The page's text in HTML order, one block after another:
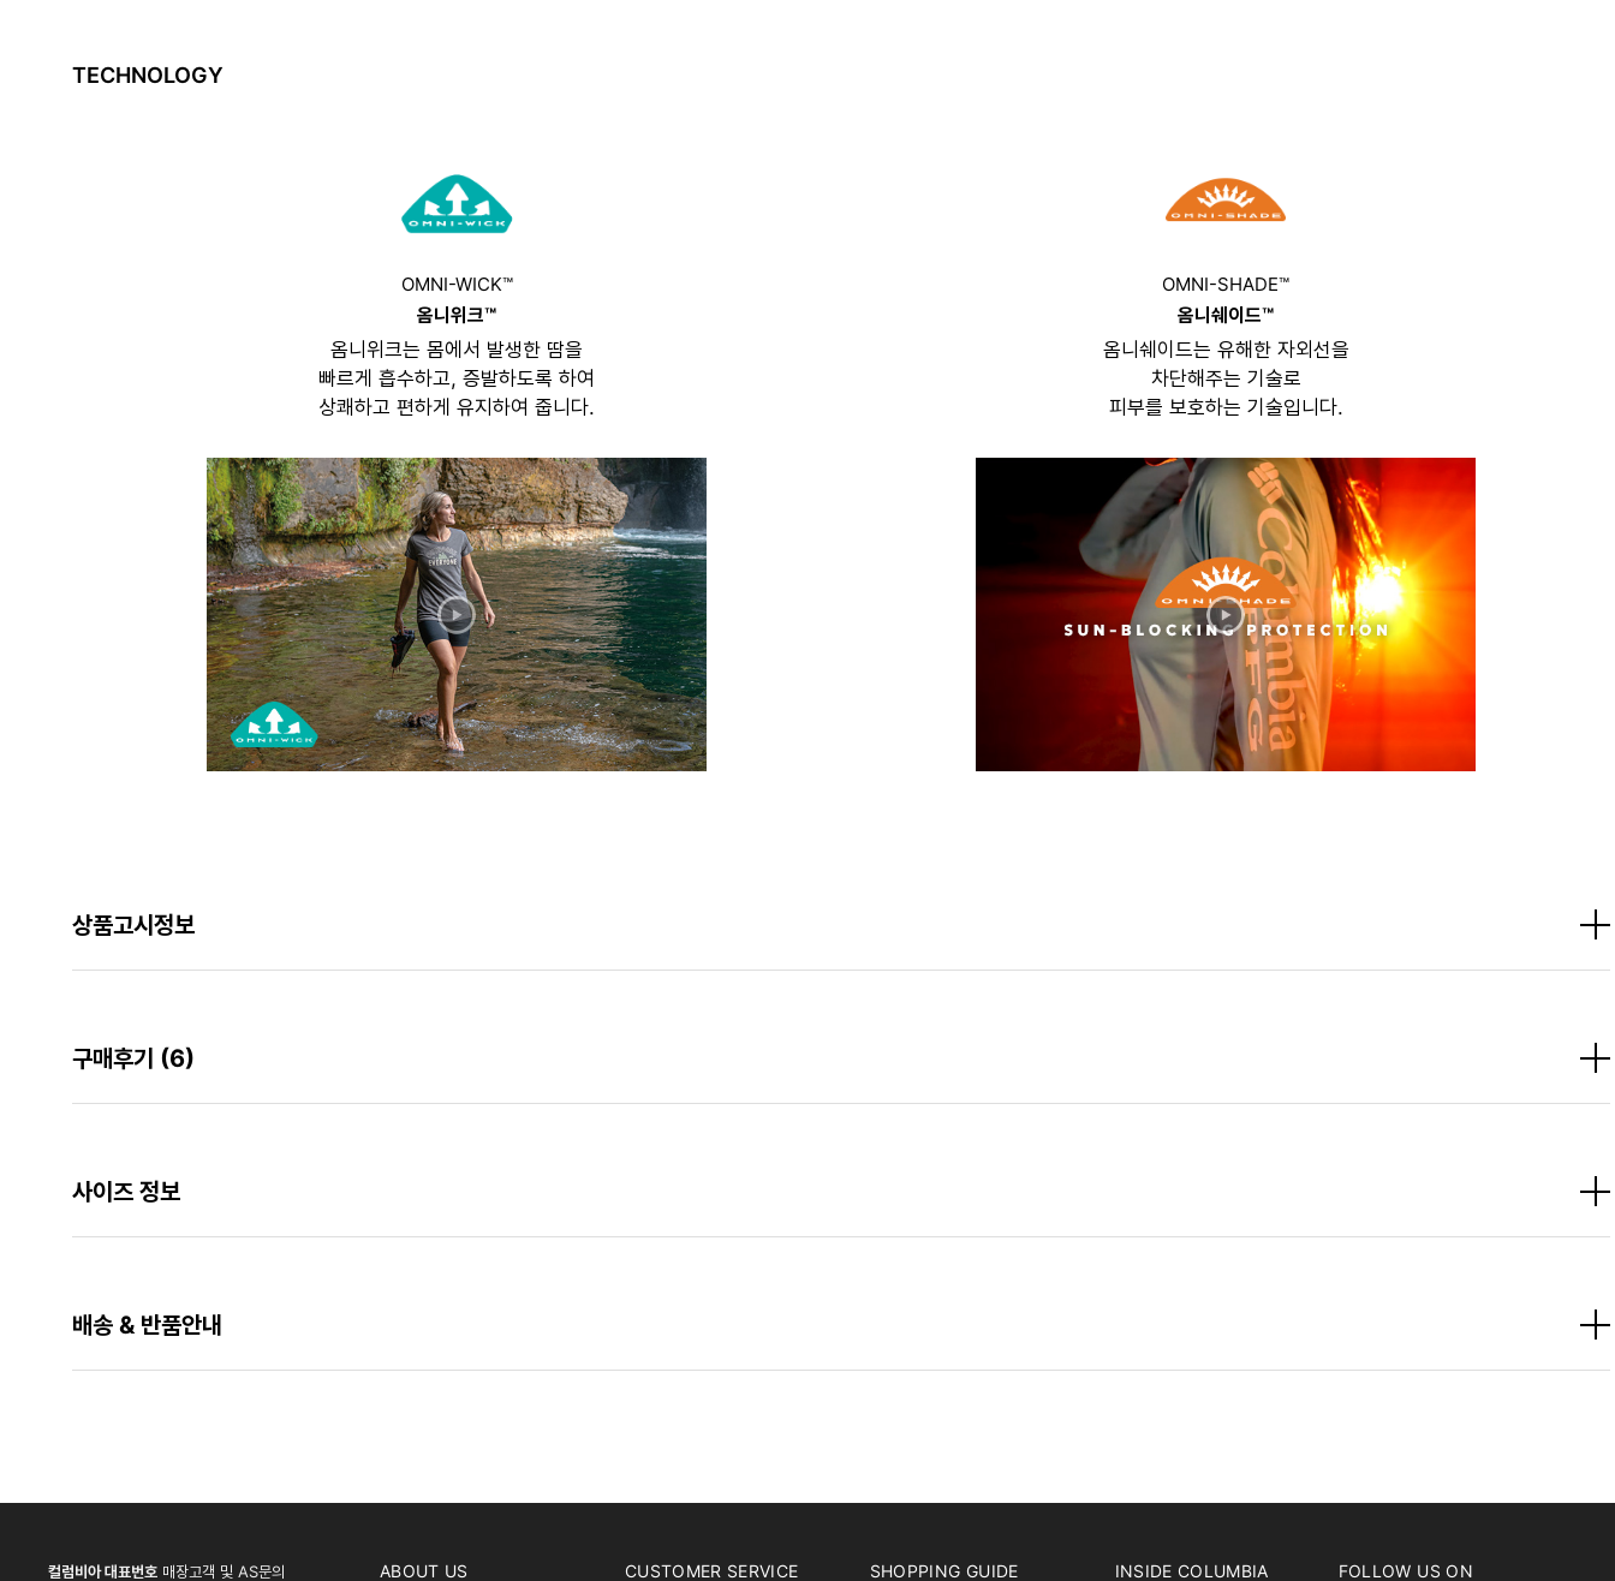
TECHNOLOGY
OMNI-WICK™
옴니위크™
옴니위크는 몸에서 발생한 땀을
빠르게 흡수하고, 증발하도록 하여
상쾌하고 편하게 유지하여 줍니다.
OMNI-SHADE™
옴니쉐이드™
옴니쉐이드는 유해한 자외선을
차단해주는 기술로
피부를 보호하는 기술입니다.
상품고시정보
구매후기 (6)
사이즈 정보
배송 & 반품안내
컬럼비아 대표번호 매장고객 및 AS문의 ABOUT US CUSTOMER SERVICE SHOPPING GUIDE INSIDE COLUMBIA FOLLOW US ON